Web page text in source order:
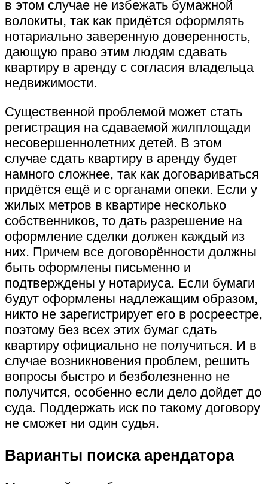
в этом случае не избежать бумажной
волокиты, так как придётся оформлять
нотариально заверенную доверенность,
дающую право этим людям сдавать
квартиру в аренду с согласия владельца
недвижимости.
Существенной проблемой может стать
регистрация на сдаваемой жилплощади
несовершеннолетних детей. В этом
случае сдать квартиру в аренду будет
намного сложнее, так как договариваться
придётся ещё и с органами опеки. Если у
жилых метров в квартире несколько
собственников, то дать разрешение на
оформление сделки должен каждый из
них. Причем все договорённости должны
быть оформлены письменно и
подтверждены у нотариуса. Если бумаги
будут оформлены надлежащим образом,
никто не зарегистрирует его в росреестре,
поэтому без всех этих бумаг сдать
квартиру официально не получиться. И в
случае возникновения проблем, решить
вопросы быстро и безболезненно не
получится, особенно если дело дойдет до
суда. Поддержать иск по такому договору
не сможет ни один судья.
Варианты поиска арендатора